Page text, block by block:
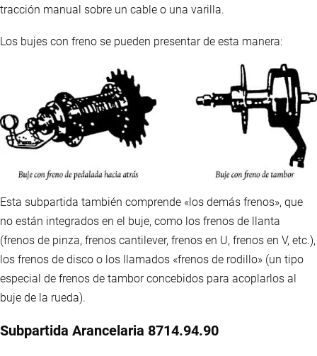
tracción manual sobre un cable o una varilla.
Los bujes con freno se pueden presentar de esta manera:
Esta subpartida también comprende «los demás frenos», que
no están integrados en el buje, como los frenos de llanta
(frenos de pinza, frenos cantilever, frenos en U, frenos en V, etc.),
los frenos de disco o los llamados «frenos de rodillo» (un tipo
especial de frenos de tambor concebidos para acoplarlos al
buje de la rueda).
Subpartida Arancelaria 8714.94.90